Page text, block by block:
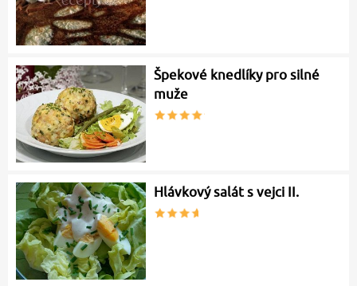
Špekové knedlíky pro silné
muže
Hlávkový salát s vejci II.